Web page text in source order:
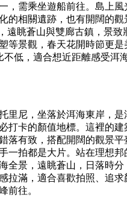
，需乘坐遊船前往。島上風
的相關遺跡，也有開闊的觀
遠眺蒼山與雙廊古鎮，景致
等景觀，春天花開時節更是
低，適合想近距離感受洱
里尼，坐落於洱海東岸，是
打卡的顏值地標。這裡的建
落有致，搭配開闊的觀景
一拍都是大片。站在理想邦
全景，遠眺蒼山，日落時
拉滿，適合喜歡拍照、追求
前往。